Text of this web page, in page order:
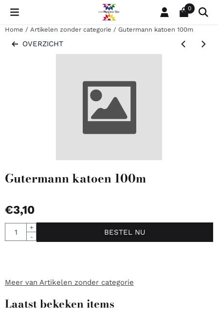
Cookievoorkeuren zijn momenteel gesloten. 0
Home / Artikelen zonder categorie / Gutermann katoen 100m
OVERZICHT
Gutermann katoen 100m
€3,10
Aantal
+
-
BESTEL NU
Meer van Artikelen zonder categorie
Laatst bekeken items